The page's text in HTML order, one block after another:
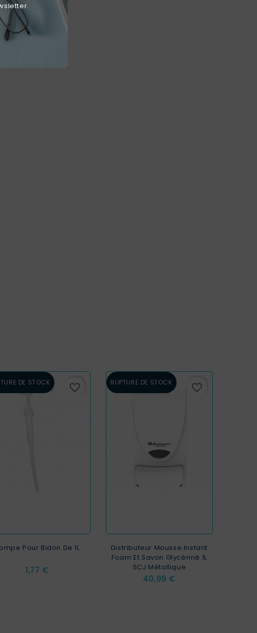
DE STOCK favorite_border
Pour Bidon De 1L
Prix
1,77 €
RUPTURE DE STOCK favorite_border
Distributeur Mousse Instant
Foam Et Savon Glycériné 1L
SCJ Métallique
Prix
40,99 €